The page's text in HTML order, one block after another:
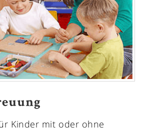
Kinder mit oder ohne